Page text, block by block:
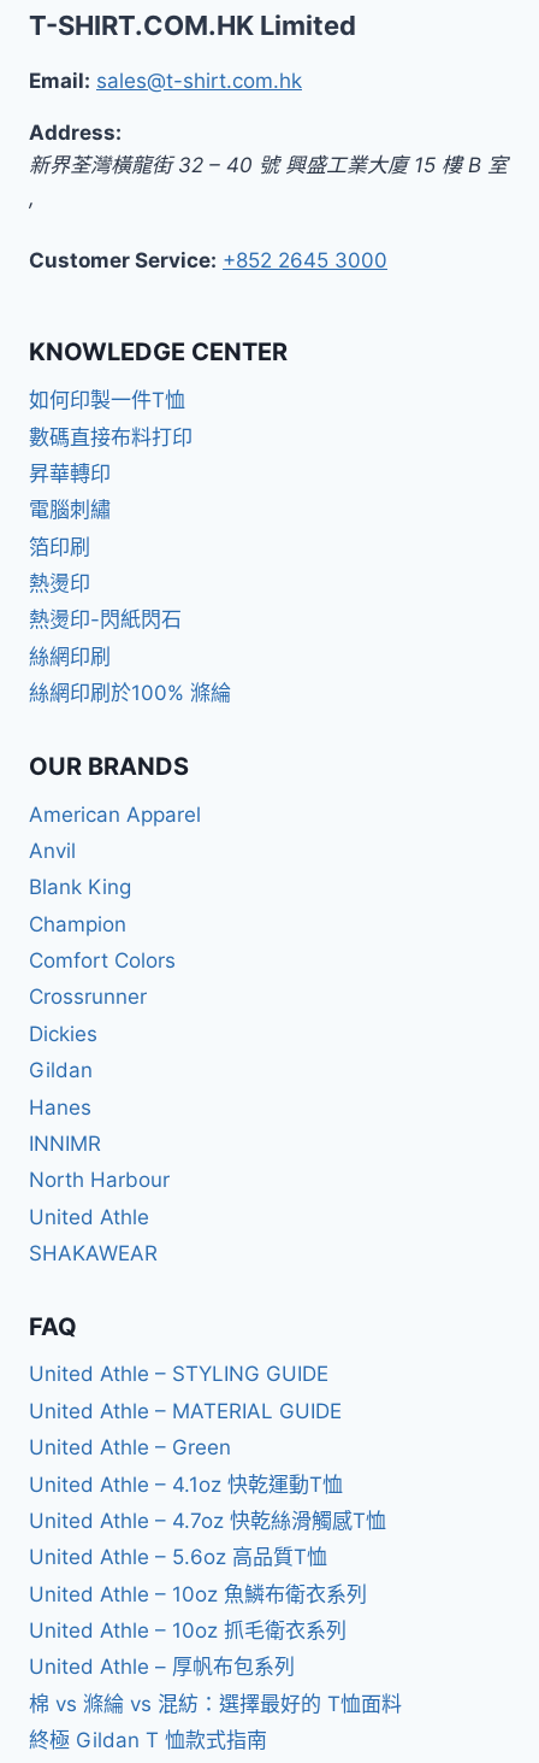
T-SHIRT.COM.HK Limited
Email: sales@t-shirt.com.hk
Address:
新界荃灣橫龍街 32 – 40 號 興盛工業大廈 15 樓 B 室
,
Customer Service: +852 2645 3000
KNOWLEDGE CENTER
如何印製一件T恤
數碼直接布料打印
昇華轉印
電腦刺繡
箔印刷
熱燙印
熱燙印-閃紙閃石
絲網印刷
絲網印刷於100% 滌綸
OUR BRANDS
American Apparel
Anvil
Blank King
Champion
Comfort Colors
Crossrunner
Dickies
Gildan
Hanes
INNIMR
North Harbour
United Athle
SHAKAWEAR
FAQ
United Athle – STYLING GUIDE
United Athle – MATERIAL GUIDE
United Athle – Green
United Athle – 4.1oz 快乾運動T恤
United Athle – 4.7oz 快乾絲滑觸感T恤
United Athle – 5.6oz 高品質T恤
United Athle – 10oz 魚鱗布衛衣系列
United Athle – 10oz 抓毛衛衣系列
United Athle – 厚帆布包系列
棉 vs 滌綸 vs 混紡：選擇最好的 T恤面料
終極 Gildan T 恤款式指南